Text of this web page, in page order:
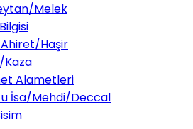
Melek
Haşir
Kaza
Alametleri
İsa/Mehdi/Deccal